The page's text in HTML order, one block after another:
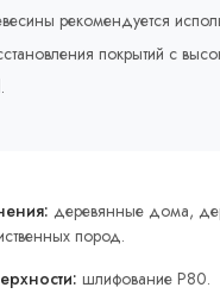
рекомендуется
покрытий с
деревянные дома,
пород.
шлифование P80.